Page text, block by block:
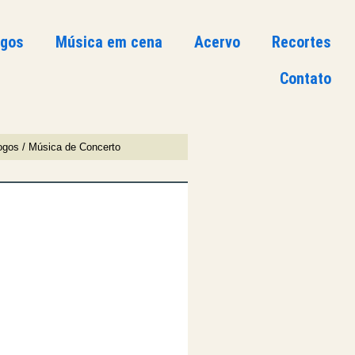
Música em cena Acervo
Recortes
Contato
/ Música de Concerto